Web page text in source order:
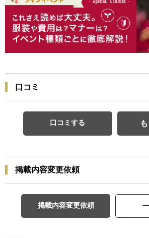
口コミ
口コミする
掲載内容変更依頼
掲載内容変更依頼